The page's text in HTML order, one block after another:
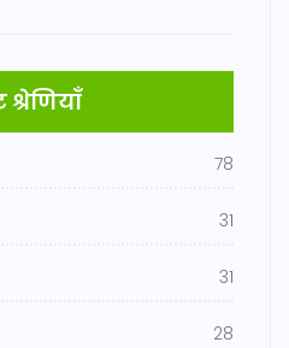
श्रेणियाँ
78
31
31
28